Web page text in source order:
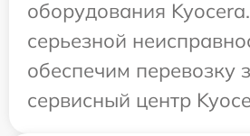
оборудования
серьезной
обеспечим перевозку
сервисный центр